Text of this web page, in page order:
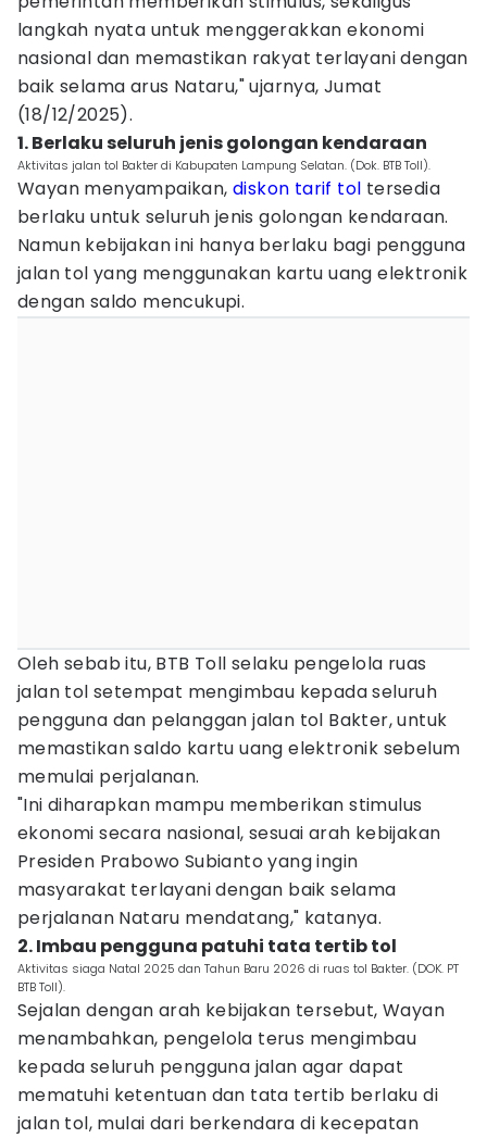
langkah nyata untuk menggerakkan ekonomi
nasional dan memastikan rakyat terlayani dengan
baik selama arus Nataru," ujarnya, Jumat
(18/12/2025).
1. Berlaku seluruh jenis golongan kendaraan
Aktivitas jalan tol Bakter di Kabupaten Lampung Selatan. (Dok. BTB Toll).
Wayan menyampaikan, diskon tarif tol tersedia
berlaku untuk seluruh jenis golongan kendaraan.
Namun kebijakan ini hanya berlaku bagi pengguna
jalan tol yang menggunakan kartu uang elektronik
dengan saldo mencukupi.
Oleh sebab itu, BTB Toll selaku pengelola ruas
jalan tol setempat mengimbau kepada seluruh
pengguna dan pelanggan jalan tol Bakter, untuk
memastikan saldo kartu uang elektronik sebelum
memulai perjalanan.
"Ini diharapkan mampu memberikan stimulus
ekonomi secara nasional, sesuai arah kebijakan
Presiden Prabowo Subianto yang ingin
masyarakat terlayani dengan baik selama
perjalanan Nataru mendatang," katanya.
2. Imbau pengguna patuhi tata tertib tol
Aktivitas siaga Natal 2025 dan Tahun Baru 2026 di ruas tol Bakter. (DOK. PT
BTB Toll).
Sejalan dengan arah kebijakan tersebut, Wayan
menambahkan, pengelola terus mengimbau
kepada seluruh pengguna jalan agar dapat
mematuhi ketentuan dan tata tertib berlaku di
jalan tol, mulai dari berkendara di kecepatan